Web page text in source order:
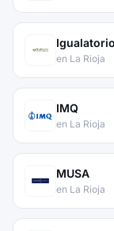
en La Rioja
IMQ
en La Rioja
MUSA
en La Rioja